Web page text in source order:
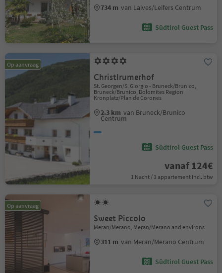
734 m van Laives/Leifers Centrum
Südtirol Guest Pass
Op aanvraag
Christlrumerhof
St. Georgen/S. Giorgio - Bruneck/Brunico,
Bruneck/Brunico, Dolomites Region
Kronplatz/Plan de Corones
2.3 km van Bruneck/Brunico
Centrum
Südtirol Guest Pass
vanaf 124€
1 Nacht / 1 appartement Incl. btw
Op aanvraag
Sweet Piccolo
Meran/Merano, Meran/Merano and environs
311 m van Meran/Merano Centrum
Südtirol Guest Pass